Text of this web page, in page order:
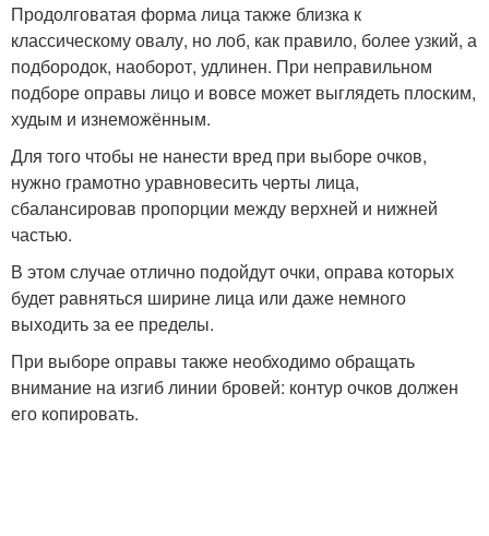
Продолговатая форма лица также близка к
классическому овалу, но лоб, как правило, более узкий, а
подбородок, наоборот, удлинен. При неправильном
подборе оправы лицо и вовсе может выглядеть плоским,
худым и изнеможённым.
Для того чтобы не нанести вред при выборе очков,
нужно грамотно уравновесить черты лица,
сбалансировав пропорции между верхней и нижней
частью.
В этом случае отлично подойдут очки, оправа которых
будет равняться ширине лица или даже немного
выходить за ее пределы.
При выборе оправы также необходимо обращать
внимание на изгиб линии бровей: контур очков должен
его копировать.